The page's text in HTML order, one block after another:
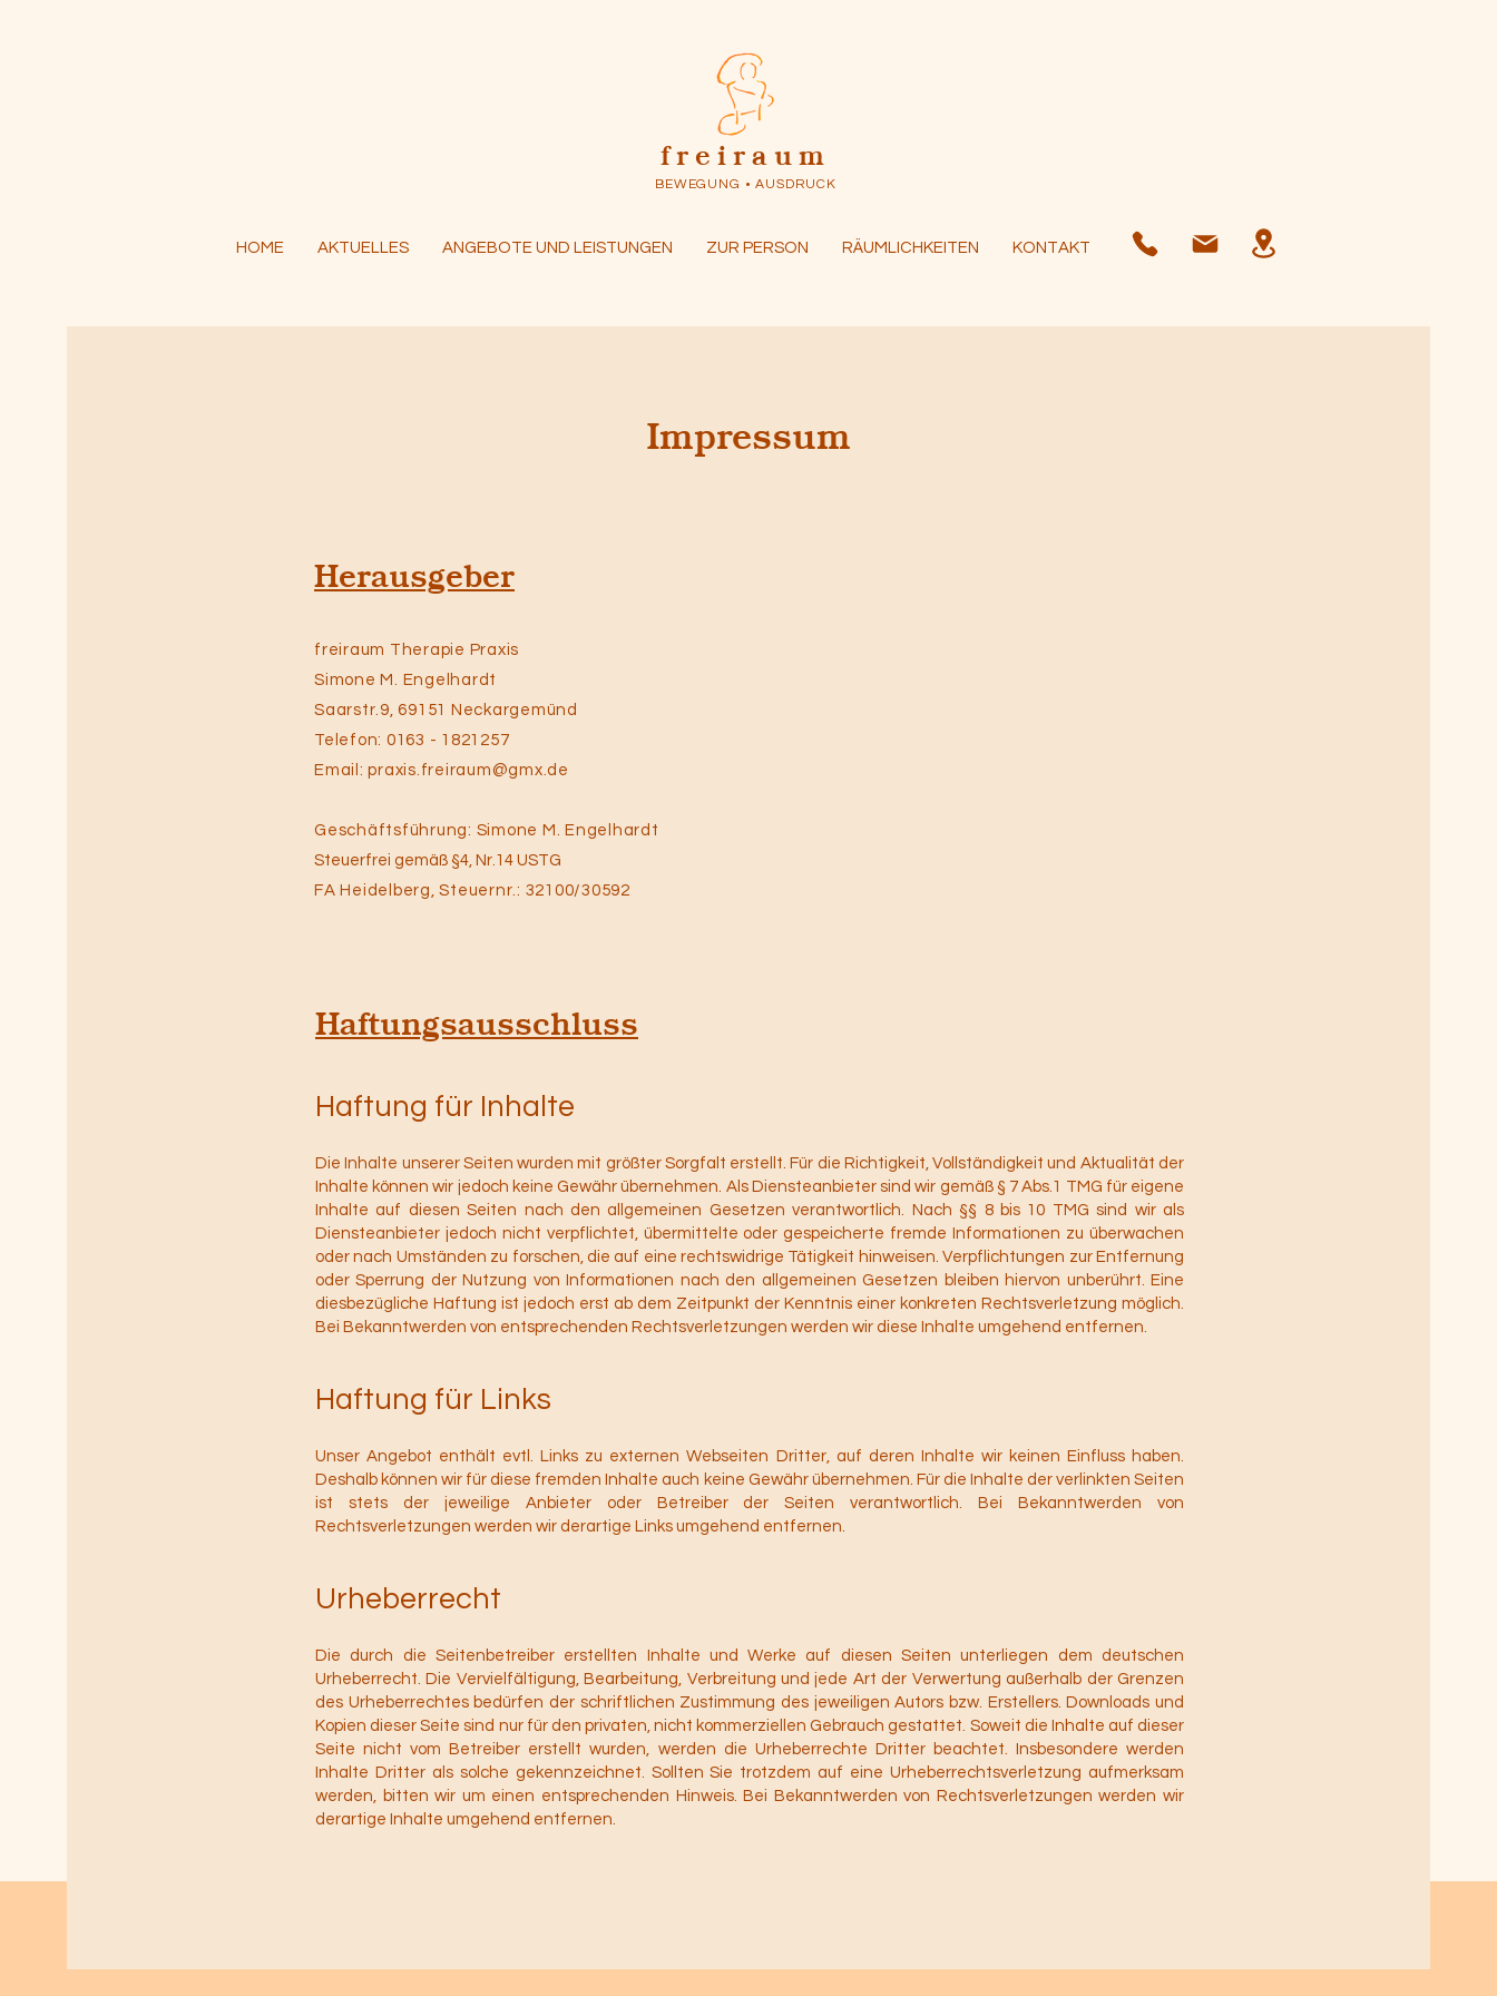
freiraum
BEWEGUNG • AUSDRUCK
HOME AKTUELLES ANGEBOTE UND LEISTUNGEN ZUR PERSON RÄUMLICHKEITEN KONTAKT
Impressum
Herausgeber
freiraum Therapie Praxis
Simone M. Engelhardt
Saarstr.9, 69151 Neckargemünd
​Telefon: 0163 - 1821257
Email: praxis.freiraum@gmx.de
Geschäftsführung: Simone M. Engelhardt
Steuerfrei gemäß §4, Nr.14 USTG
FA Heidelberg,Steuernr.: 32100/30592
Haftungsausschluss
Haftung für Inhalte
Die Inhalte unserer Seiten wurden mit größter Sorgfalt erstellt. Für die Richtigkeit, Vollständigkeit und Aktualität der
Inhalte können wir jedoch keine Gewähr übernehmen. Als Diensteanbieter sind wir gemäß § 7 Abs.1 TMG für eigene
Inhalte auf diesen Seiten nach den allgemeinen Gesetzen verantwortlich. Nach §§ 8 bis 10 TMG sind wir als
Diensteanbieter jedoch nicht verpflichtet, übermittelte oder gespeicherte fremde Informationen zu überwachen
oder nach Umständen zu forschen, die auf eine rechtswidrige Tätigkeit hinweisen. Verpflichtungen zur Entfernung
oder Sperrung der Nutzung von Informationen nach den allgemeinen Gesetzen bleiben hiervon unberührt. Eine
diesbezügliche Haftung ist jedoch erst ab dem Zeitpunkt der Kenntnis einer konkreten Rechtsverletzung möglich.
Bei Bekanntwerden von entsprechenden Rechtsverletzungen werden wir diese Inhalte umgehend entfernen.
Haftung für Links
Unser Angebot enthält evtl. Links zu externen Webseiten Dritter, auf deren Inhalte wir keinen Einfluss haben.
Deshalb können wir für diese fremden Inhalte auch keine Gewähr übernehmen. Für die Inhalte der verlinkten Seiten
ist stets der jeweilige Anbieter oder Betreiber der Seiten verantwortlich. Bei Bekanntwerden von
Rechtsverletzungen werden wir derartige Links umgehend entfernen.
Urheberrecht
Die durch die Seitenbetreiber erstellten Inhalte und Werke auf diesen Seiten unterliegen dem deutschen
Urheberrecht. Die Vervielfältigung, Bearbeitung, Verbreitung und jede Art der Verwertung außerhalb der Grenzen
des Urheberrechtes bedürfen der schriftlichen Zustimmung des jeweiligen Autors bzw. Erstellers. Downloads und
Kopien dieser Seite sind nur für den privaten, nicht kommerziellen Gebrauch gestattet. Soweit die Inhalte auf dieser
Seite nicht vom Betreiber erstellt wurden, werden die Urheberrechte Dritter beachtet. Insbesondere werden
Inhalte Dritter als solche gekennzeichnet. Sollten Sie trotzdem auf eine Urheberrechtsverletzung aufmerksam
werden, bitten wir um einen entsprechenden Hinweis. Bei Bekanntwerden von Rechtsverletzungen werden wir
derartige Inhalte umgehend entfernen.